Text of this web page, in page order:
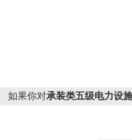
如果你对承装类五级电力设